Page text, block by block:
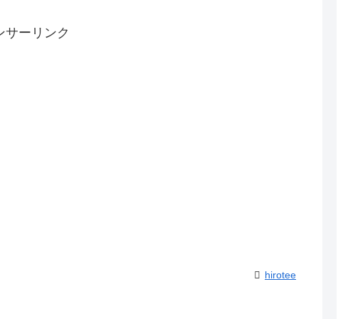
サーリンク
hirotee